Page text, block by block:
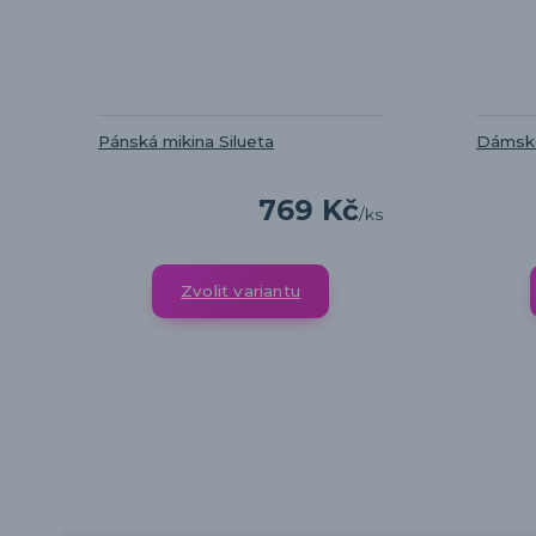
Pánská mikina Silueta
769 Kč/ks
Zvolit variantu